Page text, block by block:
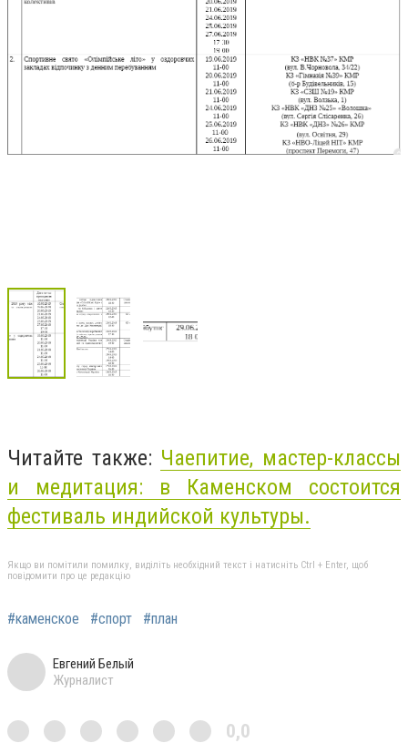
Читайте также: Чаепитие, мастер-классы
и медитация: в Каменском состоится
фестиваль индийской культуры.
Якщо ви помітили помилку, виділіть необхідний текст і натисніть Ctrl + Enter, щоб
повідомити про це редакцію
#каменское #спорт #план
Евгений Белый
Журналист
0,0